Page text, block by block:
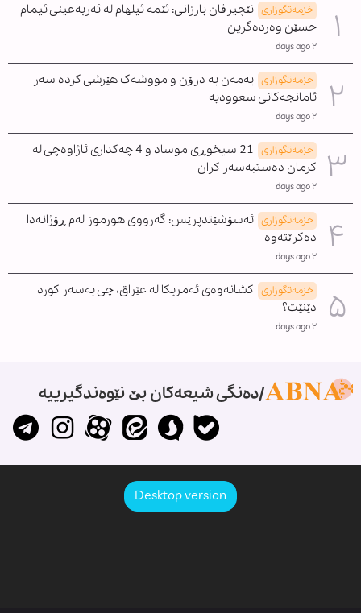
خزمەتگوزاری نێچیرڤان بارزانی: ئێمە ئیلهام لە ئەربەعینی ئیمام
حسێن وەردەگرین
٢ days ago
خزمەتگوزاری یەمەن بە درۆن و مووشەک هێرشی کردە سەر
ئامانجەکانی سعوودیە
٢ days ago
خزمەتگوزاری
21 سیخوڕی موساد و 4 چەکداری ئاژاوەچی لە
کرمان دەستبەسەر کران
٢ days ago
خزمەتگوزاری ئەسۆشێتدپرێس: گەرووی هورموز لەم ڕۆژانەدا
دەکرێتەوە
٢ days ago
خزمەتگوزاری کشانەوەی ئەمریکا لە عێراق، چی بەسەر کورد
دێنێت؟
٢ days ago
دەنگی شیعەکان بێ نێوەندگیرییە
Desktop version